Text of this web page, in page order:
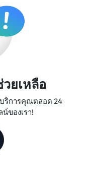
ยเหลือ
บริการคุณตลอด 24
ของเรา!